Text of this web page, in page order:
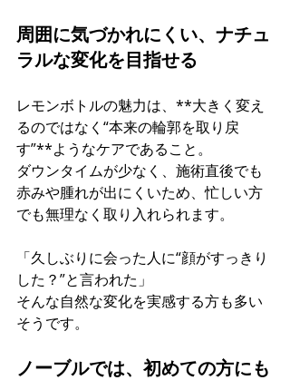
周囲に気づかれにくい、ナチュ
ラルな変化を目指せる
レモンボトルの魅力は、**大きく変え
るのではなく“本来の輪郭を取り戻
す”**ようなケアであること。
ダウンタイムが少なく、施術直後でも
赤みや腫れが出にくいため、忙しい方
でも無理なく取り入れられます。
「久しぶりに会った人に“顔がすっきり
した？”と言われた」
そんな自然な変化を実感する方も多い
そうです。
ノーブルでは、初めての方にも